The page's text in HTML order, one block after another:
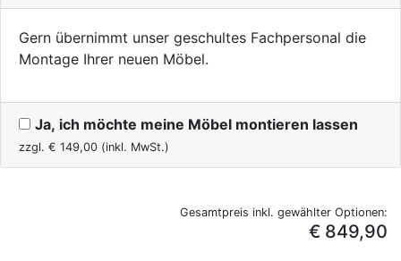
Gern übernimmt unser geschultes Fachpersonal die
Montage Ihrer neuen Möbel.
Ja, ich möchte meine Möbel montieren lassen
zzgl. € 149,00 (inkl. MwSt.)
Gesamtpreis inkl. gewählter Optionen:
€ 849,90